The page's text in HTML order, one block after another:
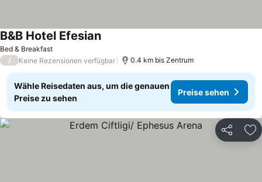
Bed & Breakfast
B&B Hotel EfesianPreise sehen
/ Keine Rezensionen verfügbar 0.4 km bis Zentrum
Wähle Reisedaten aus, um die genauen
Preise zu sehen
Preise sehen
Teilen